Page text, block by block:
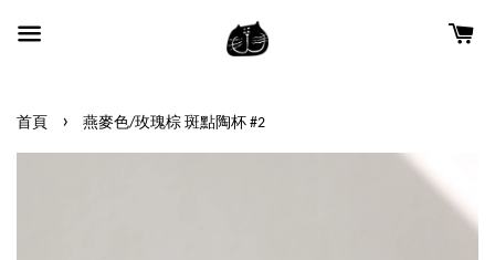
首頁 › 燕麥色/玫瑰棕 斑點陶杯 #2